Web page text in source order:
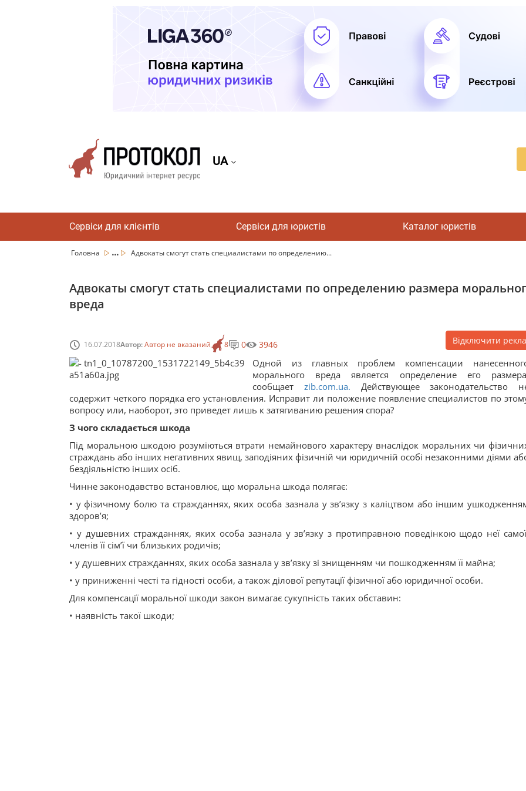
UA
Сервіси для клієнтів Сервіси для юристів Каталог юристів
Головна ... Адвокаты смогут стать специалистами по определению...
Адвокаты смогут стать специалистами по определению размера
вреда
16.07.2018Автор:Автор не вказаний 8 0 3946 Відключити
Одной из главных проблем компенсации
морального вреда является определение его
сообщает zib.com.ua. Действующее законодательство
содержит четкого порядка его установления. Исправит ли положение появление специалистов по
вопросу или, наоборот, это приведет лишь к затягиванию решения спора?
З чого складається шкода
Під моральною шкодою розуміються втрати немайнового характеру внаслідок моральних чи
страждань або інших негативних явищ, заподіяних фізичній чи юридичній особі незаконними діями
бездіяльністю інших осіб.
Чинне законодавство встановлює, що моральна шкода полягає:
• у фізичному болю та стражданнях, яких особа зазнала у зв’язку з каліцтвом або іншим
здоров’я;
• у душевних стражданнях, яких особа зазнала у зв’язку з протиправною поведінкою щодо неї
членів її сім’ї чи близьких родичів;
• у душевних стражданнях, яких особа зазнала у зв’язку зі знищенням чи пошкодженням її майна;
• у приниженні честі та гідності особи, а також ділової репутації фізичної або юридичної особи.
Для компенсації моральної шкоди закон вимагає сукупність таких обставин:
• наявність такої шкоди;